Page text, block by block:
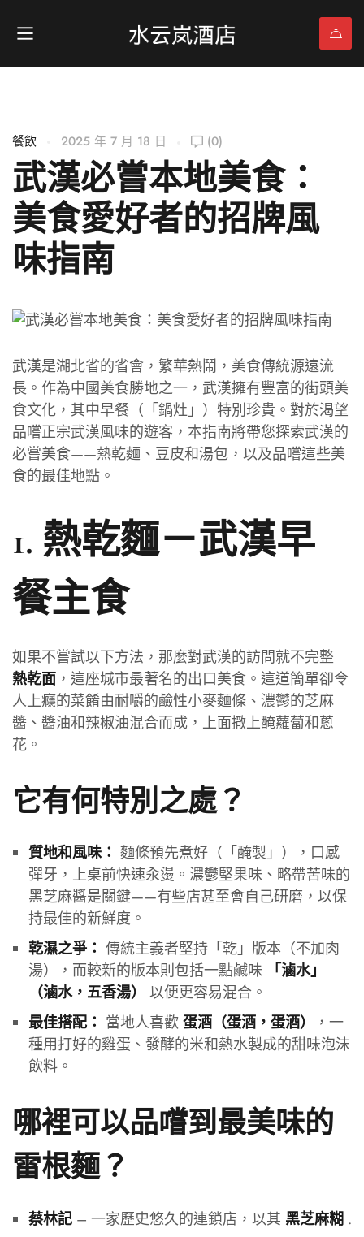
餐飲 2025 年 7 月 18 日 (0)
武漢必嘗本地美食：
美食愛好者的招牌風
味指南
武漢是湖北省的省會，繁華熱鬧，美食傳統源遠流
長。作為中國美食勝地之一，武漢擁有豐富的街頭美
食文化，其中早餐（「鍋灶」）特別珍貴。對於渴望
品嚐正宗武漢風味的遊客，本指南將帶您探索武漢的
必嘗美食——熱乾麵、豆皮和湯包，以及品嚐這些美
食的最佳地點。
1. 熱乾麵－武漢早
餐主食
如果不嘗試以下方法，那麼對武漢的訪問就不完整
熱乾面 ，這座城市最著名的出口美食。這道簡單卻令
人上癮的菜餚由耐嚼的鹼性小麥麵條、濃鬱的芝麻
醬、醬油和辣椒油混合而成，上面撒上醃蘿蔔和蔥
花。
它有何特別之處？
質地和風味： 麵條預先煮好（「醃製」），口感
彈牙，上桌前快速汆燙。濃鬱堅果味、略帶苦味的
黑芝麻醬是關鍵——有些店甚至會自己研磨，以保
持最佳的新鮮度。
乾濕之爭： 傳統主義者堅持「乾」版本（不加肉
湯），而較新的版本則包括一點鹹味
「滷水」
（滷水，五香湯）
以便更容易混合。
最佳搭配： 當地人喜歡 蛋酒（蛋酒，蛋酒）
，一
種用打好的雞蛋、發酵的米和熱水製成的甜味泡沫
飲料。
哪裡可以品嚐到最美味的
雷根麵？
蔡林記– 一家歷史悠久的連鎖店，以其 黑芝麻糊.